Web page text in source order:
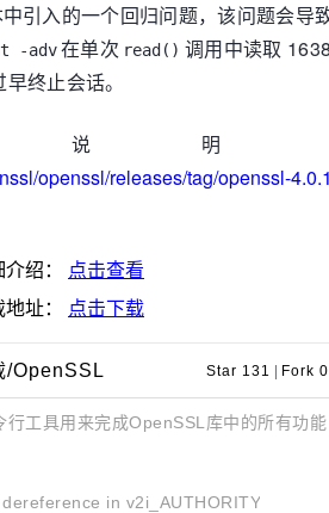
引入的一个回归问题，该问题会导
-adv 在单次 read() 调用中读取
终止会话。
说明
openssl/releases/tag/openssl-
绍：
点击查看
址： 点击下载
/OpenSSL Star 131 Fork 0
行工具用来完成OpenSSL库中的所有功能
in